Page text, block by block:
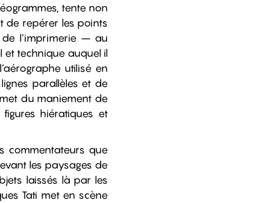
tente non
de repérer les points
l’imprimerie – au
et technique auquel il
utilisé en
parallèles et de
du maniement de
hiératiques et
commentateurs que
les paysages de
laissés là par les
Tati met en scène